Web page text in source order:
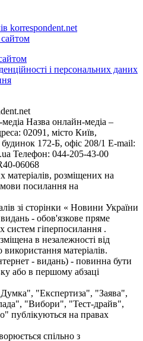
korrespondent.net
і персональних даних
Назва онлайн-медіа –
02091, місто Київ,
172-Б, офіс 208/1 E-mail:
Телефон: 044-205-43-00
06068
матеріалів, розміщених на
посилання на
зі сторінки « Новини України
видань - обов'язкове пряме
систем гіперпосилання .
в незалежності від
матеріалів.
- видань) - повинна бути
або в першому абзаці
"Експертиза", "Заява",
"Вибори", "Тест-драйв",
публікуються на правах
спільно з